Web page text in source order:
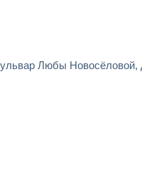
Любы Новосёловой,